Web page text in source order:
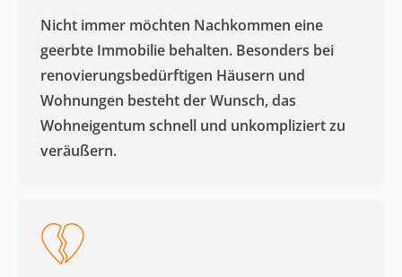
Nicht immer möchten Nachkommen eine
geerbte Immobilie behalten. Besonders bei
renovierungsbedürftigen Häusern und
Wohnungen besteht der Wunsch, das
Wohneigentum schnell und unkompliziert zu
veräußern. ​